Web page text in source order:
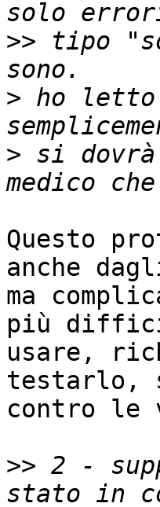
>> tipo
> ho
> si
Questo
anche
ma
più
usare,
testarlo,
contro le
>> 2 -